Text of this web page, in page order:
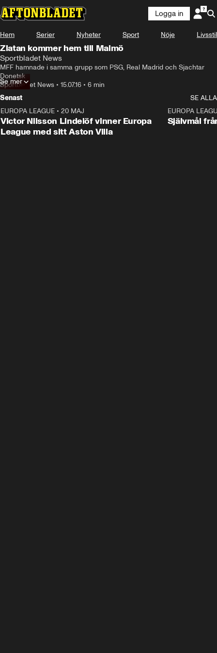
Logga in
Hem Serier Nyheter Sport Nöje Livsstil
Zlatan kommer hem till Malmö
Sportbladet News
MFF hamnade i samma grupp som PSG, Real Madrid och Sjachtar
Donetsk
Sportbladet News • 15.07.16 • 6 min
Se mer
Senast
SE ALLA
EUROPA LEAGUE • 20 MAJ
Victor Nilsson Lindelöf vinner Europa
League med sitt Aston Villa
EUROPA
Självmål